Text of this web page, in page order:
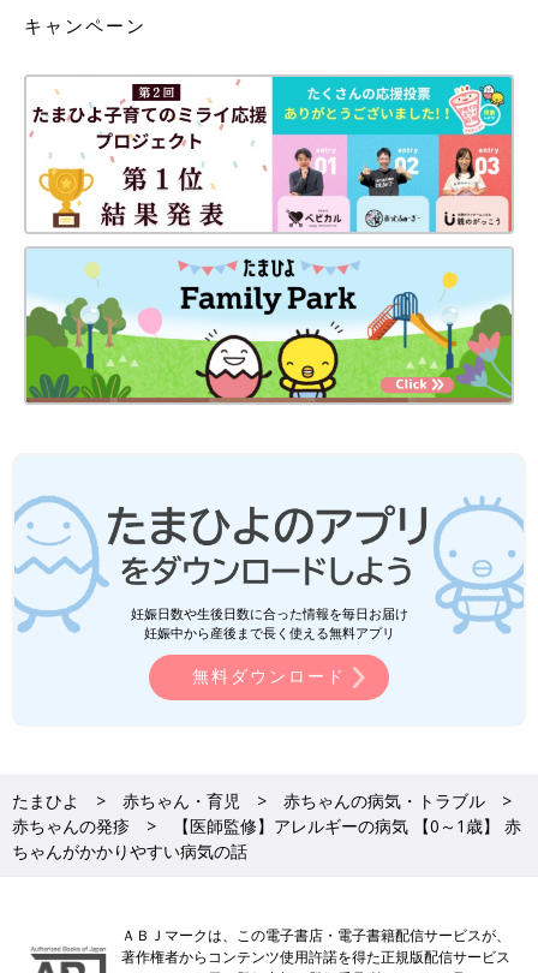
キャンペーン
妊娠日数や生後日数に合った情報を毎日お届け
妊娠中から産後まで長く使える無料アプリ
無料ダウンロード
たまひよ 赤ちゃん・育児
赤ちゃんの病気・トラブル
赤ちゃんの発疹
【医師監修】アレルギーの病気 【0～1歳】 赤
ちゃんがかかりやすい病気の話
ＡＢＪマークは、この電子書店・電子書籍配信サービスが、
著作権者からコンテンツ使用許諾を得た正規版配信サービス